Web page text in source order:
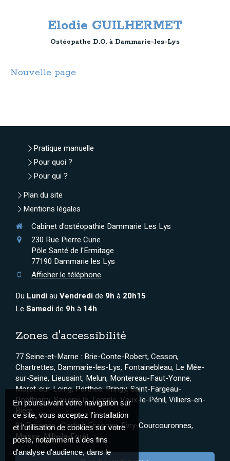
Elodie GUILHERMET
Ostéopathe D.O. à Dammarie-les-Lys
Nouvelle page
Pratique manuelle
Pour quoi ?
Pour qui ?
Plan du site
Mentions légales
Cabinet d'ostéopathie Dammarie Les Lys
230 Rue Pierre Curie
Pôle Santé de l'Ermitage
77190 Dammarie les Lys
Afficher le téléphone
Du Lundiau Vendredide 9h à 20h15
Le Samedide 9h à 14h
Zones d'accessibilité
77 Seine-et-Marne : Brie-Conte-Robert, Cesson,
Chartrettes, Dammarie-les-Lys, Fontainebleau, Le Mée-
sur-Seine, Lieusaint, Melun, Montereau-Faut-Yonne,
Moret-sur-Loing, Perthes, Pringy, Saint-Fargeau-
Ponthierry, Savigny-le-Temple, Vaux-le-Pénil, Villiers-en-
Bière...
91 Essonne : Corbeil-Essones, Evry-Courcouronnes,
Maisse, Milly-la-Forêt...
En poursuivant votre navigation sur
ce site, vous acceptez l'installation
et l'utilisation de cookies sur votre
poste, notamment à des fins
d'analyse d'audience, dans le